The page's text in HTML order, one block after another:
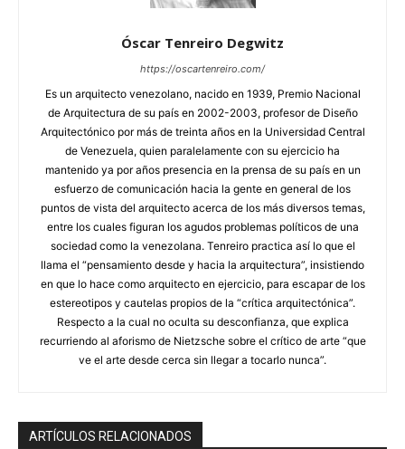
Óscar Tenreiro Degwitz
https://oscartenreiro.com/
Es un arquitecto venezolano, nacido en 1939, Premio Nacional
de Arquitectura de su país en 2002-2003, profesor de Diseño
Arquitectónico por más de treinta años en la Universidad Central
de Venezuela, quien paralelamente con su ejercicio ha
mantenido ya por años presencia en la prensa de su país en un
esfuerzo de comunicación hacia la gente en general de los
puntos de vista del arquitecto acerca de los más diversos temas,
entre los cuales figuran los agudos problemas políticos de una
sociedad como la venezolana. Tenreiro practica así lo que el
llama el “pensamiento desde y hacia la arquitectura”, insistiendo
en que lo hace como arquitecto en ejercicio, para escapar de los
estereotipos y cautelas propios de la “crítica arquitectónica”.
Respecto a la cual no oculta su desconfianza, que explica
recurriendo al aforismo de Nietzsche sobre el crítico de arte “que
ve el arte desde cerca sin llegar a tocarlo nunca”.
ARTÍCULOS RELACIONADOS